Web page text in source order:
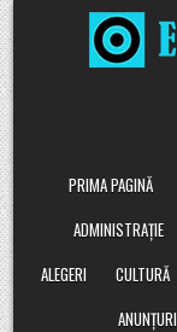
Skip
to
content
PRIMA PAGINĂ
ADMINISTRAȚIE
ALEGERI
CULTURĂ
ANUNȚURI